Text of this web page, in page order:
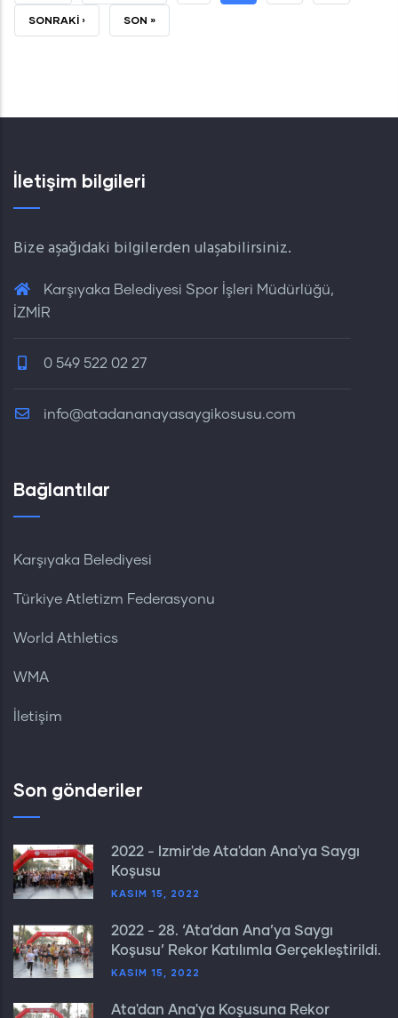
SAYFA
SAYFA
SONRAKI
SONRAKI › SON
SON »
İletişim bilgileri
Bize aşağıdaki bilgilerden ulaşabilirsiniz.
Karşıyaka Belediyesi Spor İşleri Müdürlüğü,
İZMİR
0 549 522 02 27
info@atadananayasaygikosusu.com
Bağlantılar
Karşıyaka Belediyesi
Türkiye Atletizm Federasyonu
World Athletics
WMA
İletişim
Son gönderiler
2022 - İzmir'de Ata'dan Ana'ya Saygı
Koşusu
KASIM 15, 2022
2022 - 28. ‘Ata’dan Ana’ya Saygı
Koşusu’ Rekor Katılımla Gerçekleştirildi.
KASIM 15, 2022
Ata'dan Ana'ya Koşusuna Rekor